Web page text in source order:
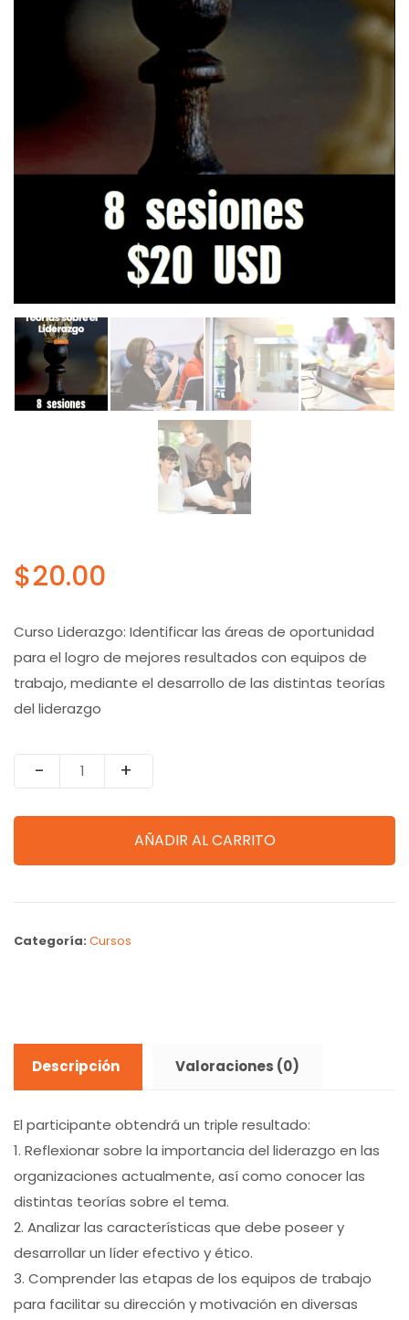
$20.00
Curso Liderazgo: Identificar las áreas de oportunidad
para el logro de mejores resultados con equipos de
trabajo, mediante el desarrollo de las distintas teorías
del liderazgo
Quantity
AÑADIR AL CARRITO
Categoría: Cursos
Descripción Valoraciones (0)
El participante obtendrá un triple resultado:
1. Reflexionar sobre la importancia del liderazgo en las
organizaciones actualmente, así como conocer las
distintas teorías sobre el tema.
2. Analizar las características que debe poseer y
desarrollar un líder efectivo y ético.
3. Comprender las etapas de los equipos de trabajo
para facilitar su dirección y motivación en diversas